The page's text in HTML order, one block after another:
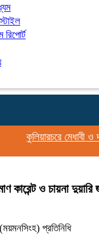
রিপোর্ট
কুলিয়ারচরে মেধাবী ও
কারেন্ট ও চায়না
প্রতিনিধি